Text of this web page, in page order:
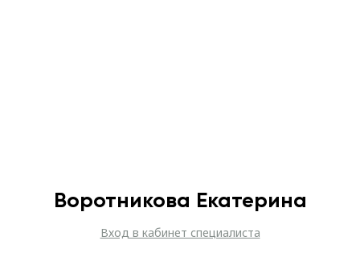
Воротникова Екатерина
Вход в кабинет специалиста